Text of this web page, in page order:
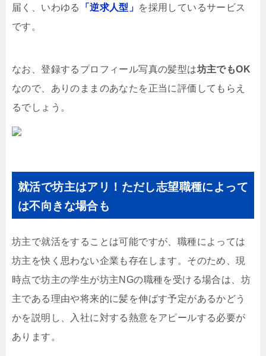
届く、いわゆる 「逆求人型」 を採用しているサービス
です。
なお、登録するプロフィール写真の髪型は坊主でもOK
なので、ありのままのあなたを正当に評価してもらえ
るでしょう。
就活で坊主はアリ！ただし志望職種によって
は不向きな場合も
坊主で就活をすることは可能ですが、職種によっては
坊主を快く思わない企業も存在します。そのため、現
時点で坊主の学生が坊主NGの職種を受ける場合は、坊
主である理由や将来的に髪を伸ばす予定があるかどう
かを説明し、入社に対する熱意をアピールする必要が
あります。